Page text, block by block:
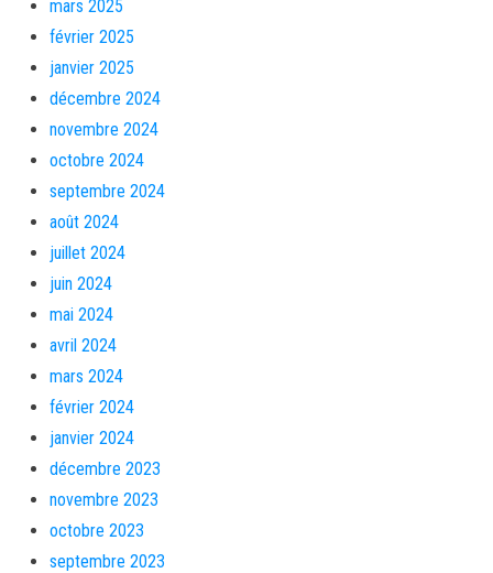
mars 2025
février 2025
janvier 2025
décembre 2024
novembre 2024
octobre 2024
septembre 2024
août 2024
juillet 2024
juin 2024
mai 2024
avril 2024
mars 2024
février 2024
janvier 2024
décembre 2023
novembre 2023
octobre 2023
septembre 2023